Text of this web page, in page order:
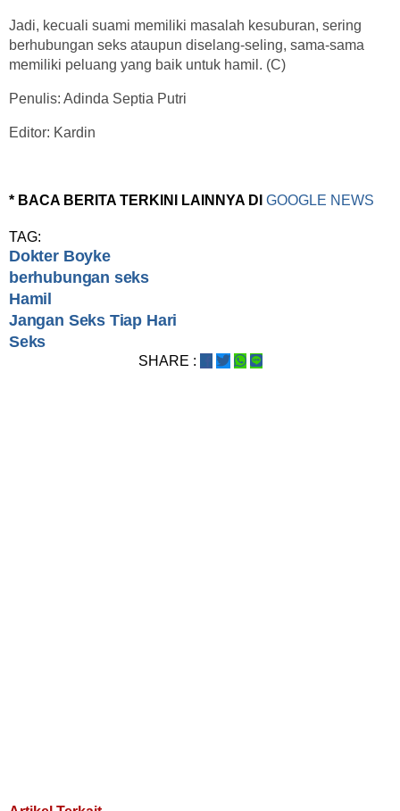
Jadi, kecuali suami memiliki masalah kesuburan, sering
berhubungan seks ataupun diselang-seling, sama-sama
memiliki peluang yang baik untuk hamil. (C)
Penulis: Adinda Septia Putri
Editor: Kardin
* BACA BERITA TERKINI LAINNYA DI GOOGLE NEWS
TAG:
Dokter Boyke
berhubungan seks
Hamil
Jangan Seks Tiap Hari
Seks
SHARE :